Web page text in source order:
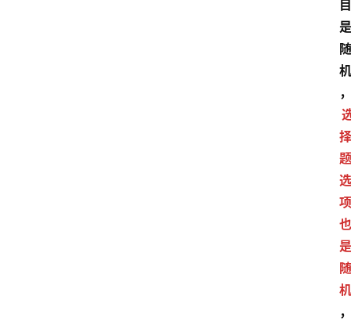
目
是
随
机
，
择
题
选
项
也
是
随
机
，